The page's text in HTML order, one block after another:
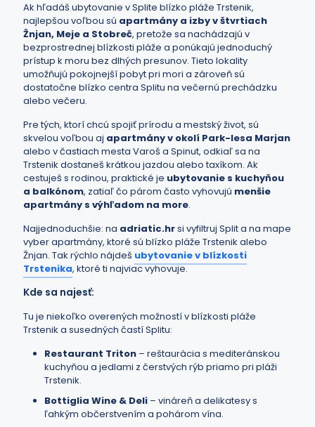
Ak hľadáš ubytovanie v Splite blízko pláže Trstenik,
najlepšou voľbou sú apartmány a izby v štvrtiach
Žnjan, Meje a Stobreč, pretože sa nachádzajú v
bezprostrednej blízkosti pláže a ponúkajú jednoduchý
prístup k moru bez dlhých presunov. Tieto lokality
umožňujú pokojnejší pobyt pri mori a zároveň sú
dostatočne blízko centra Splitu na večernú prechádzku
alebo večeru.
Pre tých, ktorí chcú spojiť prírodu a mestský život, sú
skvelou voľbou aj apartmány v okolí Park-lesa Marjan
alebo v častiach mesta Varoš a Spinut, odkiaľ sa na
Trstenik dostaneš krátkou jazdou alebo taxíkom. Ak
cestuješ s rodinou, praktické je ubytovanie s kuchyňou
a balkónom, zatiaľ čo párom často vyhovujú menšie
apartmány s výhľadom na more.
Najjednoduchšie: na adriatic.hrsi vyfiltruj Split a na mape
vyber apartmány, ktoré sú blízko pláže Trstenik alebo
Žnjan. Tak rýchlo nájdeš ubytovanie v blízkosti
Trstenika, ktoré ti najviac vyhovuje.
Kde sa najesť:
Tu je niekoľko overených možností v blízkosti pláže
Trstenik a susedných častí Splitu:
Restaurant Triton – reštaurácia s mediteránskou
kuchyňou a jedlami z čerstvých rýb priamo pri pláži
Trstenik.
Bottiglia Wine & Deli – vináreň a delikatesy s
ľahkým občerstvením a pohárom vína.